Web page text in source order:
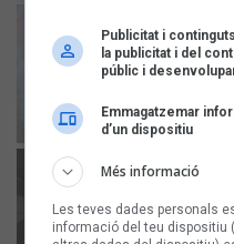
Publicitat i
la publicitat i del
públic i
Emmagatzemar
d’un dispositiu
Més informació
Les teves dades personals
informació del teu dispositiu